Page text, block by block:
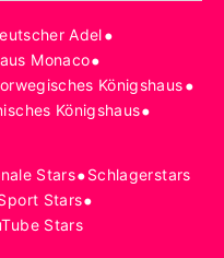
Adel•
Monaco•
Königshaus•
Königshaus•
Stars•Schlagerstars
Stars•
Stars